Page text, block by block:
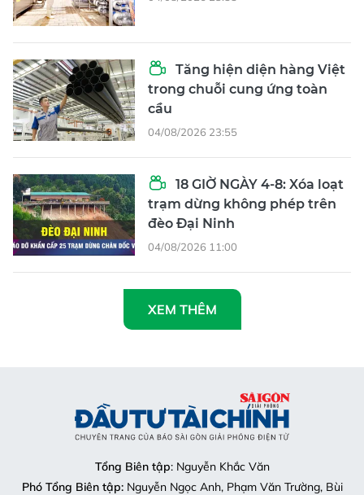
Tăng hiện diện hàng Việt
trong chuỗi cung ứng toàn
cầu
04/08/2026 23:55
18 GIỜ NGÀY 4-8: Xóa loạt
trạm dừng không phép trên
đèo Đại Ninh
04/08/2026 11:00
XEM THÊM
Tổng Biên tập: Nguyễn Khắc Văn
Phó Tổng Biên tập:Nguyễn Ngọc Anh, Phạm Văn Trường, Bùi